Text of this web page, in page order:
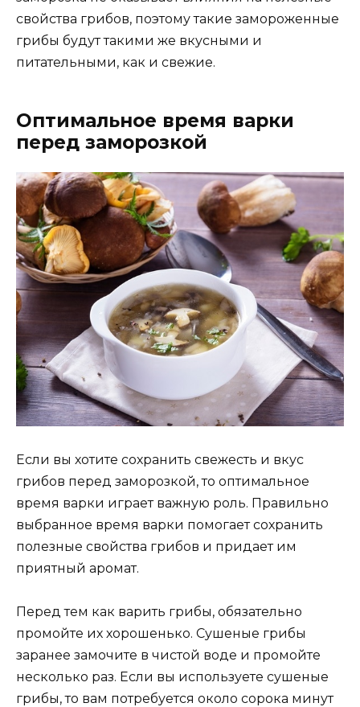
свойства грибов, поэтому такие замороженные
грибы будут такими же вкусными и
питательными, как и свежие.
Оптимальное время варки
перед заморозкой
Если вы хотите сохранить свежесть и вкус
грибов перед заморозкой, то оптимальное
время варки играет важную роль. Правильно
выбранное время варки помогает сохранить
полезные свойства грибов и придает им
приятный аромат.
Перед тем как варить грибы, обязательно
промойте их хорошенько. Сушеные грибы
заранее замочите в чистой воде и промойте
несколько раз. Если вы используете сушеные
грибы, то вам потребуется около сорока минут